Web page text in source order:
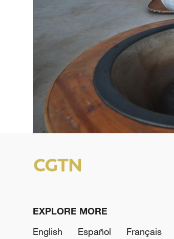
EXPLORE MORE
English
Español Français